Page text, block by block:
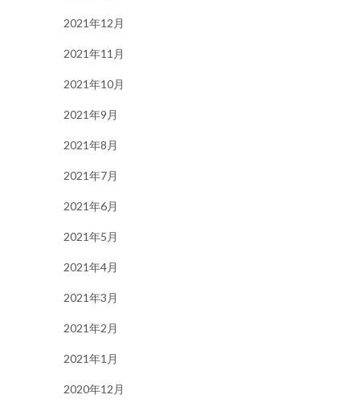
2021年12月
2021年11月
2021年10月
2021年9月
2021年8月
2021年7月
2021年6月
2021年5月
2021年4月
2021年3月
2021年2月
2021年1月
2020年12月